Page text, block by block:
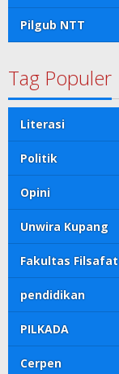
Pilgub NTT
Tag Populer
Literasi
Politik
Opini
Unwira Kupang
Fakultas Filsafat
pendidikan
PILKADA
Cerpen